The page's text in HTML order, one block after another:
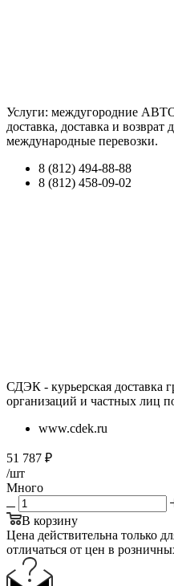
Услуги: междугородние АВТО
доставка, доставка и возврат
международные перевозки.
8 (812) 494-88-88
8 (812) 458-09-02
СДЭК - курьерская доставка
организаций и частных лиц
www.cdek.ru
51 787 ₽
/шт
Много
В корзину
Цена действительна только
отличаться от цен в